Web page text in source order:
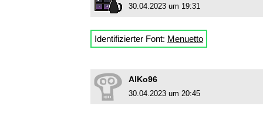
30.04.2023 um 19:31
Identifizierter Font: Menuetto
AlKo96
30.04.2023 um 20:45